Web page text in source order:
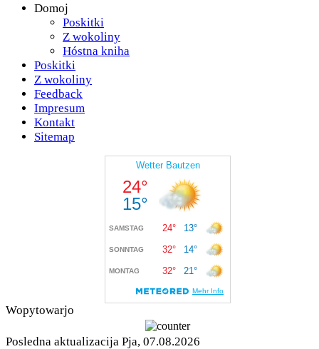
Domoj
Poskitki
Z wokoliny
Hóstna kniha
Poskitki
Z wokoliny
Feedback
Impresum
Kontakt
Sitemap
Wopytowarjo
Posledna aktualizacija Pja, 07.08.2026